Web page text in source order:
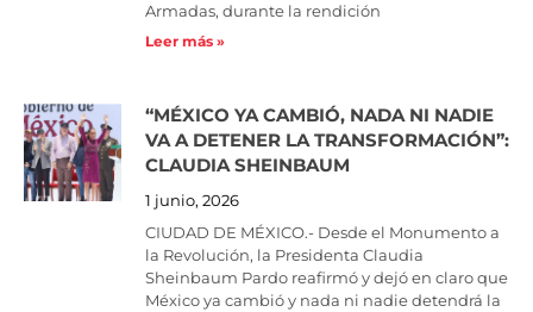
Armadas, durante la rendición
Leer más »
“MÉXICO YA CAMBIÓ, NADA NI NADIE
VA A DETENER LA TRANSFORMACIÓN”:
CLAUDIA SHEINBAUM
1 junio, 2026
CIUDAD DE MÉXICO.- Desde el Monumento a
la Revolución, la Presidenta Claudia
Sheinbaum Pardo reafirmó y dejó en claro que
México ya cambió y nada ni nadie detendrá la